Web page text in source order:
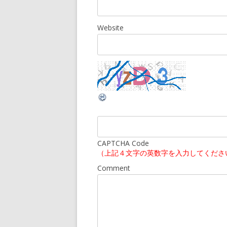
Website
CAPTCHA Code
（上記４文字の英数字を入力してくだ
Comment